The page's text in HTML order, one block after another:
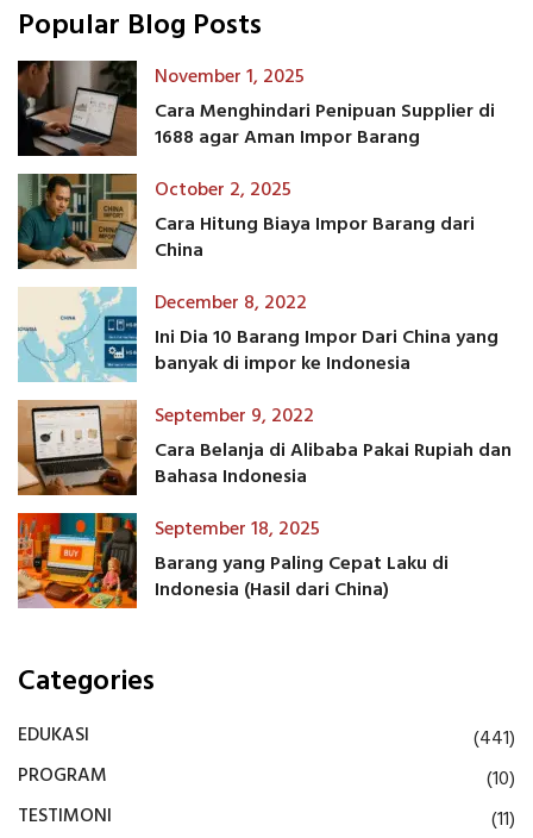
Popular Blog Posts
November 1, 2025
Cara Menghindari Penipuan Supplier di
1688 agar Aman Impor Barang
October 2, 2025
Cara Hitung Biaya Impor Barang dari
China
December 8, 2022
Ini Dia 10 Barang Impor Dari China yang
banyak di impor ke Indonesia
September 9, 2022
Cara Belanja di Alibaba Pakai Rupiah dan
Bahasa Indonesia
September 18, 2025
Barang yang Paling Cepat Laku di
Indonesia (Hasil dari China)
Categories
EDUKASI
(441)
PROGRAM
(10)
TESTIMONI
(11)